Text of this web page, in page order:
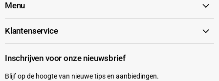
Menu
Klantenservice
Inschrijven voor onze nieuwsbrief
Blijf op de hoogte van nieuwe tips en aanbiedingen.